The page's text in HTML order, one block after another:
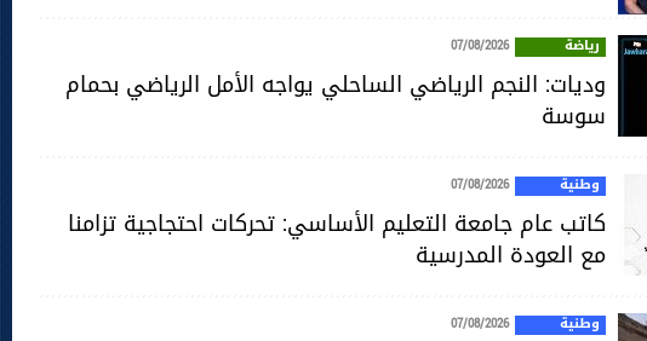
رياضة 07/08/2026
وديات: النجم الرياضي الساحلي يواجه الأمل الرياضي بحمام
سوسة
وطنية 07/08/2026
كاتب عام جامعة التعليم الأساسي: تحركات احتجاجية تزامنا
مع العودة المدرسية
وطنية 07/08/2026